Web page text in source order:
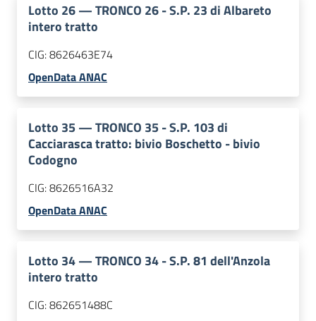
Lotto 26—TRONCO 26 - S.P. 23 di Albareto
intero tratto
CIG:8626463E74
OpenData ANAC
Lotto 35—TRONCO 35 - S.P. 103 di
Cacciarasca tratto: bivio Boschetto - bivio
Codogno
CIG:8626516A32
OpenData ANAC
Lotto 34—TRONCO 34 - S.P. 81 dell'Anzola
intero tratto
CIG:862651488C